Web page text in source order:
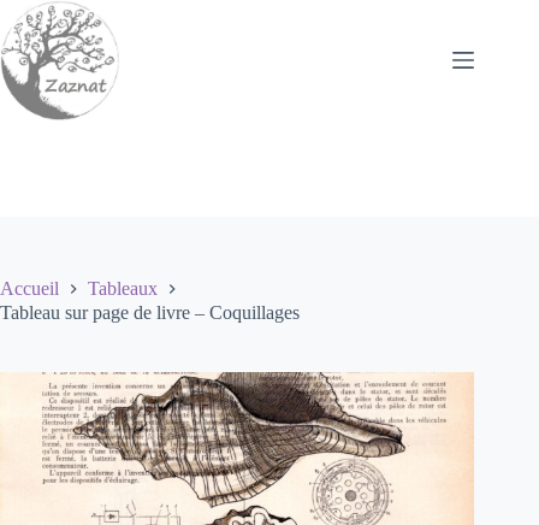
Passer
au
contenu
Accueil
Tableaux
Tableau sur page de livre – Coquillages